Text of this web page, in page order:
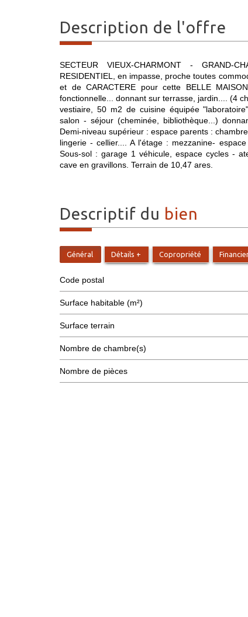
description de l'offre
SECTEUR VIEUX-CHARMONT - GRAND-
RESIDENTIEL, en impasse, proche toutes
et de CARACTERE pour cette BELLE
fonctionnelle... donnant sur terrasse, jardin.... (4
vestiaire, 50 m2 de cuisine équipée
salon - séjour (cheminée, bibliothèque...)
Demi-niveau supérieur : espace parents :
lingerie - cellier.... A l'étage : mezzanine-
Sous-sol : garage 1 véhicule, espace cycles -
cave en gravillons. Terrain de 10,47 ares.
descriptif du bien
Général Détails + Copropriété
Code postal
Surface habitable (m²)
surface terrain
Nombre de chambre(s)
Nombre de pièces